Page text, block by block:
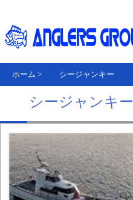
ホーム > シージャンキー
シージャンキー